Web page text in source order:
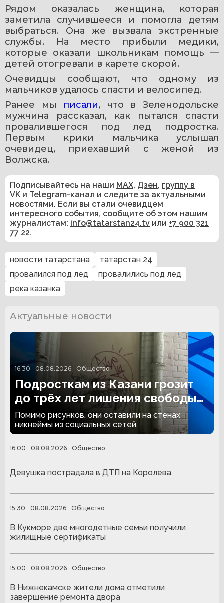
Рядом оказалась женщина, которая
заметила случившееся и помогла детям
выбраться. Она же вызвала экстренные
службы. На место прибыли медики,
которые оказали школьникам помощь —
детей отогревали в карете скорой.
Очевидцы сообщают, что одному из
мальчиков удалось спасти и велосипед.
Ранее мы писали, что в Зеленодольске
мужчина рассказал, как пытался спасти
провалившегося под лед подростка.
Первым крики мальчика услышал
очевидец, приехавший с женой из
Волжска.
Подписывайтесь на наши MAX, Дзен, группу в
VK и Telegram-канал и следите за актуальными
новостями. Если вы стали очевидцем
интересного события, сообщите об этом нашим
журналистам: info@tatarstan24.tv или +7 900 321
77 22.
новости татарстана
татарстан 24
провалился под лед
провалились под лед
река казанка
Актуальные новости
16:30 08.08.2026 Общество
Подросткам из Казани грозит
до трёх лет лишения свободы
за граффити
Помимо рисунков, они оставили на стенах
никнеймы из социальных сетей.
16:00 08.08.2026 Общество
Девушка пострадала в ДТП на Королева.
15:30 08.08.2026 Общество
В Кукморе две многодетные семьи получили
жилищные сертификаты
15:00 08.08.2026 Общество
В Нижнекамске жители дома отметили
завершение ремонта двора